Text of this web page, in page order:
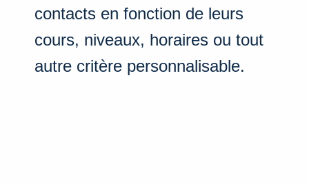
contacts en fonction de leurs
cours, niveaux, horaires ou tout
autre critère personnalisable.